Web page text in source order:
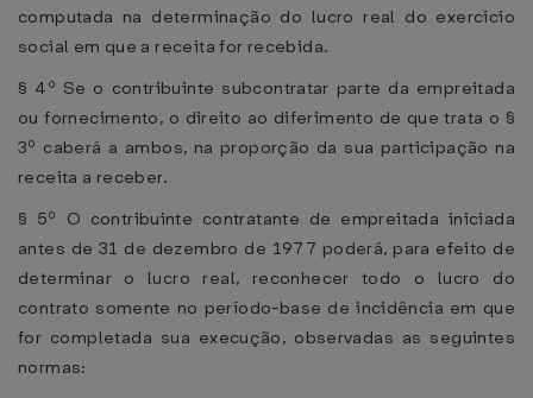
computada na determinação do lucro real do exercício
social em que a receita for recebida.
§ 4º Se o contribuinte subcontratar parte da empreitada
ou fornecimento, o direito ao diferimento de que trata o §
3º caberá a ambos, na proporção da sua participação na
receita a receber.
§ 5º O contribuinte contratante de empreitada iniciada
antes de 31 de dezembro de 1977 poderá, para efeito de
determinar o lucro real, reconhecer todo o lucro do
contrato somente no período-base de incidência em que
for completada sua execução, observadas as seguintes
normas: